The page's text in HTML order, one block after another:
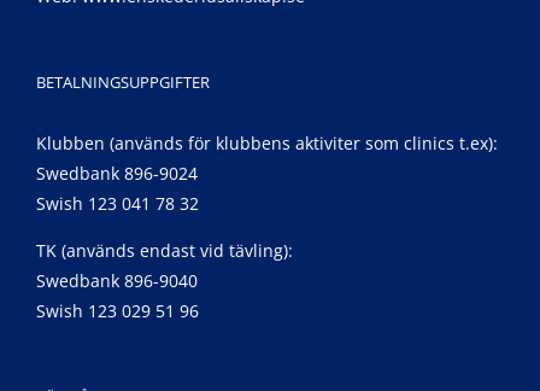
BETALNINGSUPPGIFTER
Klubben (används för klubbens aktiviter som clinics t.ex):
Swedbank 896-9024
Swish 123 041 78 32
TK (används endast vid tävling):
Swedbank 896-9040
Swish 123 029 51 96